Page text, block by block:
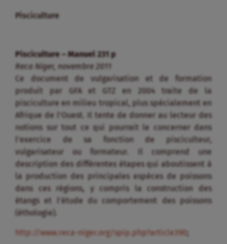
Pisciculture
Pisciculture – Manuel 231 p
Reca Niger, novembre 2011
Ce document de vulgarisation et de formation
produit par GFA et GTZ en 2004 traite de la
pisciculture en milieu tropical, plus spécialement en
Afrique de l’Ouest. Il tente de donner au lecteur des
notions sur tout ce qui pourrait le concerner dans
l’exercice de sa fonction de pisciculteur,
vulgarisateur ou formateur. Il comprend une
description des différentes étapes qui aboutissent à
la production des principales espèces de poissons
dans ces régions, y compris la construction des
étangs et l’étude du comportement des poissons
(éthologie).
http://www.reca-niger.org/spip.php?article390